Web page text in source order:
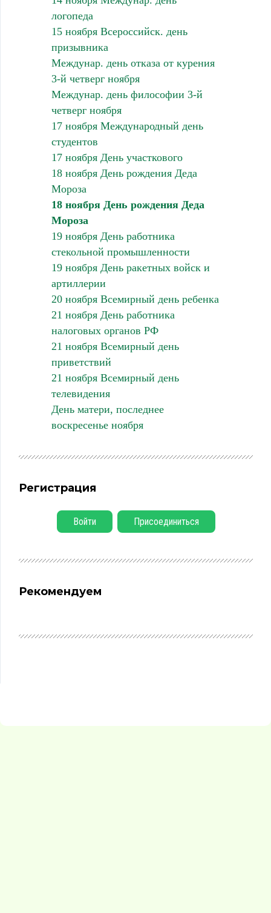
логопеда
15 ноября Всероссийск. день
призывника
Междунар. день отказа от курения
3-й четверг ноября
Междунар. день философии 3-й
четверг ноября
17 ноября Международный день
студентов
17 ноября День участкового
18 ноября День рождения Деда
Мороза
18 ноября День рождения Деда
Мороза
19 ноября День работника
стекольной промышленности
19 ноября День ракетных войск и
артиллерии
20 ноября Всемирный день ребенка
21 ноября День работника
налоговых органов РФ
21 ноября Всемирный день
приветствий
21 ноября Всемирный день
телевидения
День матери, последнее
воскресенье ноября
Регистрация
Войти Присоединиться
Рекомендуем